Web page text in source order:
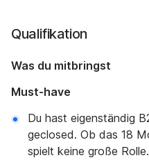
Qualifikation
Was du mitbringst
Must-have
Du hast eigenständig
geclosed. Ob das 18
spielt keine große